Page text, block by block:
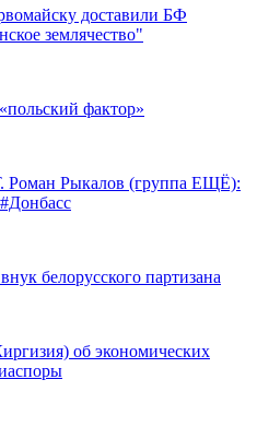
доставили БФ
землячество"
фактор»
Рыкалов (группа ЕЩЁ):
белорусского партизана
об экономических